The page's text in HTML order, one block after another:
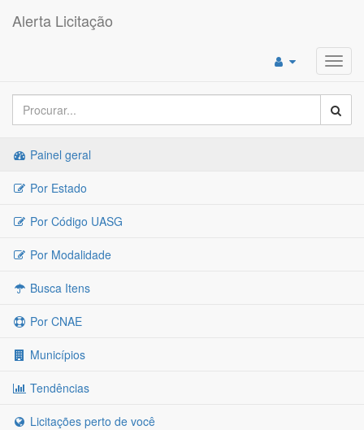
Alerta Licitação
Painel geral
Por Estado
Por Código UASG
Por Modalidade
Busca Itens
Por CNAE
Municípios
Tendências
Licitações perto de você